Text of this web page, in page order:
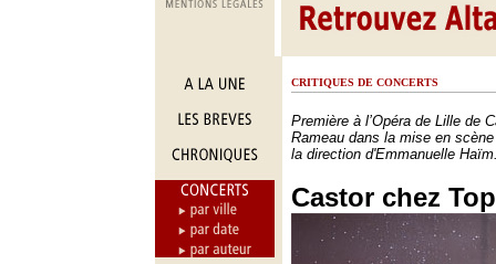
CRITIQUES DE CONCERTS
Première à l’Opéra de Lille de
Rameau dans la mise en
la direction d'Emmanuelle
Castor chez